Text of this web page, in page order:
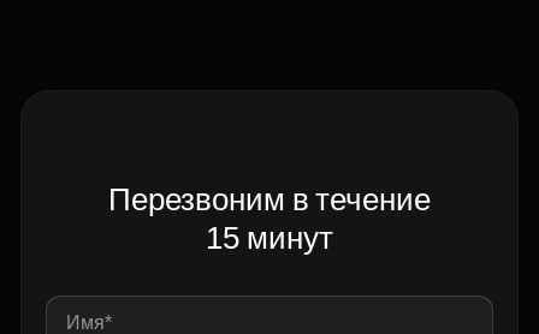
Перезвоним в течение
15 минут